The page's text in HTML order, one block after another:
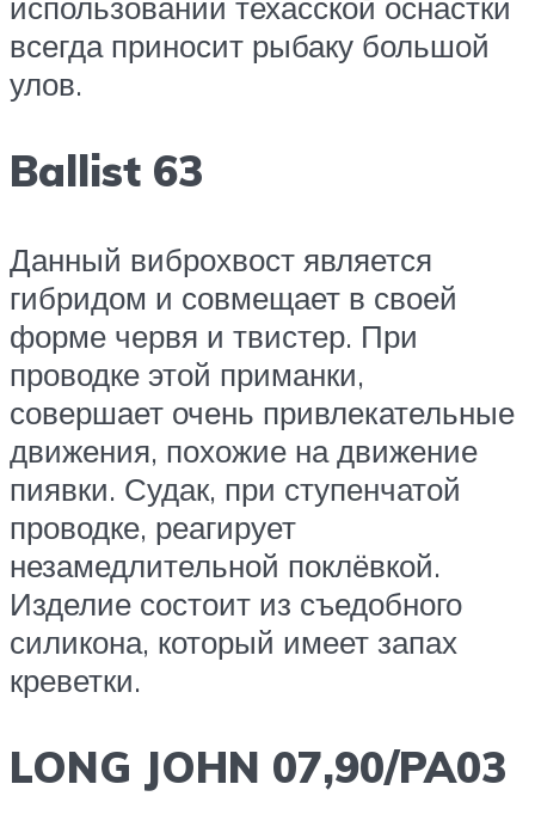
всегда приносит рыбаку большой
улов.
Ballist 63
Данный виброхвост является
гибридом и совмещает в своей
форме червя и твистер. При
проводке этой приманки,
совершает очень привлекательные
движения, похожие на движение
пиявки. Судак, при ступенчатой
проводке, реагирует
незамедлительной поклёвкой.
Изделие состоит из съедобного
силикона, который имеет запах
креветки.
LONG JOHN 07,90/PA03